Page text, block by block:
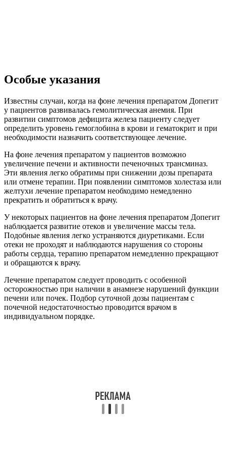
Особые указания
Известны случаи, когда на фоне лечения препаратом Допегит
у пациентов развивалась гемолитическая анемия. При
развитии симптомов дефицита железа пациенту следует
определить уровень гемоглобина в крови и гематокрит и при
необходимости назначить соответствующее лечение.
На фоне лечения препаратом у пациентов возможно
увеличение печени и активности печеночных трансминаз.
Эти явления легко обратимы при снижении дозы препарата
или отмене терапии. При появлении симптомов холестаза или
желтухи лечение препаратом необходимо немедленно
прекратить и обратиться к врачу.
У некоторых пациентов на фоне лечения препаратом Допегит
наблюдается развитие отеков и увеличение массы тела.
Подобные явления легко устраняются диуретиками. Если
отеки не проходят и наблюдаются нарушения со стороны
работы сердца, терапию препаратом немедленно прекращают
и обращаются к врачу.
Лечение препаратом следует проводить с особенной
осторожностью при наличии в анамнезе нарушений функции
печени или почек. Подбор суточной дозы пациентам с
почечной недостаточностью проводится врачом в
индивидуальном порядке.